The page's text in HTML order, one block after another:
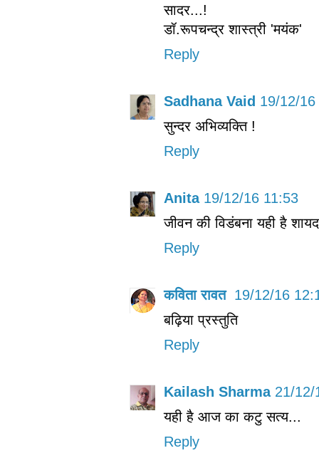
सादर...!
डॉ.रूपचन्द्र शास्त्री 'मयंक'
Reply
Sadhana Vaid 19/12/
सुन्दर अभिव्यक्ति !
Reply
Anita 19/12/16 11:53
जीवन की विडंबना यही है
Reply
कविता रावत 19/12/16
बढ़िया प्रस्तुति
Reply
Kailash Sharma 21/12/
यही है आज का कटु सत्य...
Reply